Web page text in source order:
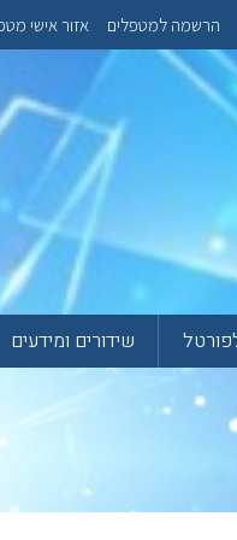
הרשמה למטפלים אזור אישי
שידורים ומידעים